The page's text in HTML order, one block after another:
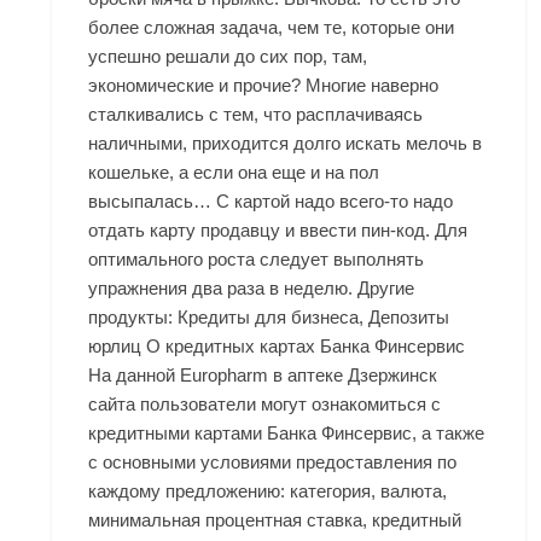
более сложная задача, чем те, которые они
успешно решали до сих пор, там,
экономические и прочие? Многие наверно
сталкивались с тем, что расплачиваясь
наличными, приходится долго искать мелочь в
кошельке, а если она еще и на пол
высыпалась… С картой надо всего-то надо
отдать карту продавцу и ввести пин-код. Для
оптимального роста следует выполнять
упражнения два раза в неделю. Другие
продукты: Кредиты для бизнеса, Депозиты
юрлиц О кредитных картах Банка Финсервис
На данной Europharm в аптеке Дзержинск
сайта пользователи могут ознакомиться с
кредитными картами Банка Финсервис, а также
с основными условиями предоставления по
каждому предложению: категория, валюта,
минимальная процентная ставка, кредитный